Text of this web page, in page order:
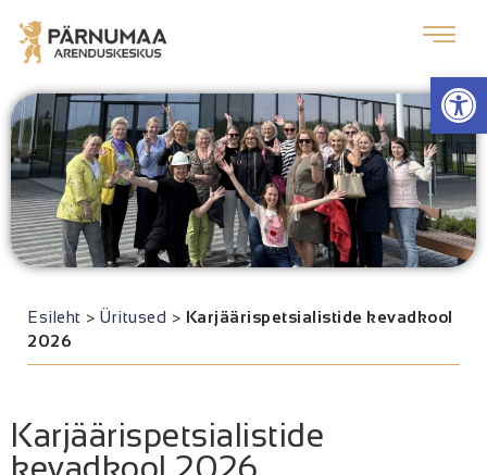
Esileht > Üritused > Karjäärispetsialistide kevadkool
2026
Karjäärispetsialistide